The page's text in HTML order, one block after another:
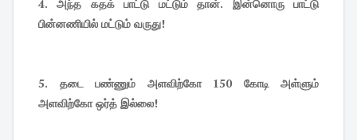
4.அந்த கதக் பாட்டு மட்டும் தான். இன்னொரு பாட்டு
பின்னணியில் மட்டும் வருது!
5. தடை பண்ணும் அளவிற்கோ 150 கோடி அள்ளும்
அளவிற்கோ ஒர்த் இல்லை!